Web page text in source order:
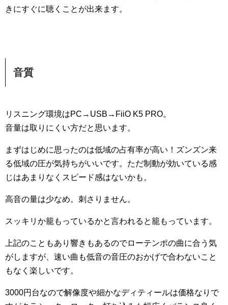
きにすぐに聴くことが出来ます。
音質
リスニング環境はPC→USB→FiiO K5 PRO。
音量は取りにくい方だと思います。
まずはじめに思ったのは低域の占有率が高い！ズンズン来
る低域の圧が気持ちがいいです。ただ制動が効いている感
じはあまりなくスピード感はないかも。
高音の量は少なめ。刺さりません。
スッキリか籠もっているかと言われると籠もっています。
上記のこともあり響きもあるのでローテンポの曲に合う気
がしますが、速い曲も低音の音圧のおかげで合わないこと
もなく楽しいです。
3000円台なので解像度や細かなディティールは価格なりで